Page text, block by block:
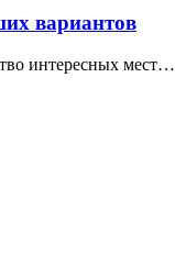
вариантов
интересных мест…